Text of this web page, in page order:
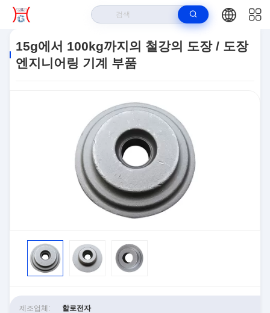
장 엔지니어링 기계 부품
15g에서 100kg까지의 철강의 도장 / 도장
엔지니어링 기계 부품
제조업체: 할로전자